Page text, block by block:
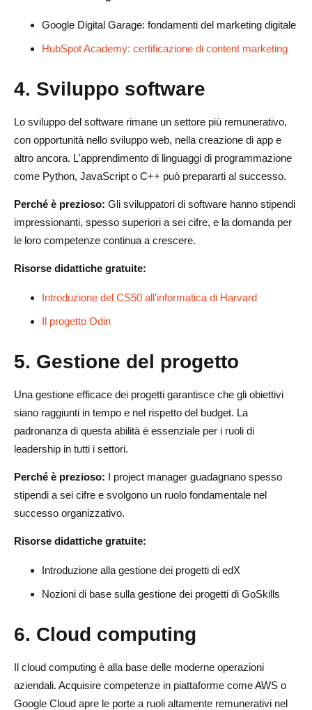
Google Digital Garage: fondamenti del marketing digitale
HubSpot Academy: certificazione di content marketing
4. Sviluppo software
Lo sviluppo del software rimane un settore più remunerativo,
con opportunità nello sviluppo web, nella creazione di app e
altro ancora. L'apprendimento di linguaggi di programmazione
come Python, JavaScript o C++ può prepararti al successo.
Perché è prezioso: Gli sviluppatori di software hanno stipendi
impressionanti, spesso superiori a sei cifre, e la domanda per
le loro competenze continua a crescere.
Risorse didattiche gratuite:
Introduzione del CS50 all'informatica di Harvard
Il progetto Odin
5. Gestione del progetto
Una gestione efficace dei progetti garantisce che gli obiettivi
siano raggiunti in tempo e nel rispetto del budget. La
padronanza di questa abilità è essenziale per i ruoli di
leadership in tutti i settori.
Perché è prezioso: I project manager guadagnano spesso
stipendi a sei cifre e svolgono un ruolo fondamentale nel
successo organizzativo.
Risorse didattiche gratuite:
Introduzione alla gestione dei progetti di edX
Nozioni di base sulla gestione dei progetti di GoSkills
6. Cloud computing
Il cloud computing è alla base delle moderne operazioni
aziendali. Acquisire competenze in piattaforme come AWS o
Google Cloud apre le porte a ruoli altamente remunerativi nel